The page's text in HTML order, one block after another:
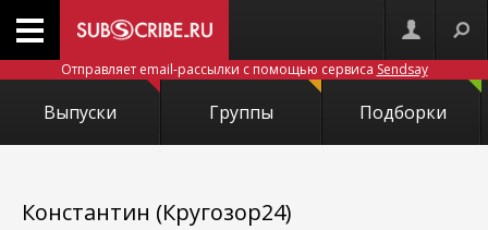
Отправляет email-рассылки с помощью сервиса Sendsay
Выпуски Группы Подборки
Константин (Кругозор24)